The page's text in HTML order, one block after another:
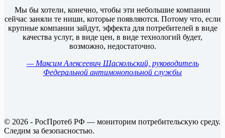
Мы бы хотели, конечно, чтобы эти небольшие компании
сейчас заняли те ниши, которые появляются. Потому что, если
крупные компании зайдут, эффекта для потребителей в виде
качества услуг, в виде цен, в виде технологий будет,
возможно, недостаточно.
— Максим Алексеевич Шаскольский, руководитель
Федеральной антимонопольной службы
© 2026 - РосПротеб РФ — мониторим потребительскую среду.
Следим за безопасностью.